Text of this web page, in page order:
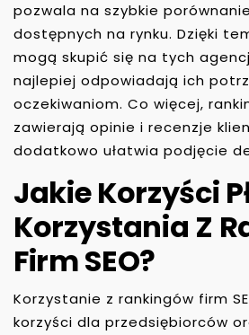
pozwala na szybkie
dostępnych na rynku. Dzięki
mogą skupić się na tych
najlepiej odpowiadają ich
oczekiwaniom. Co więcej,
zawierają opinie i recenzje
dodatkowo ułatwia podjęcie
Jakie Korzyści
Korzystania Z
Firm SEO?
Korzystanie z rankingów firm
korzyści dla przedsiębiorców